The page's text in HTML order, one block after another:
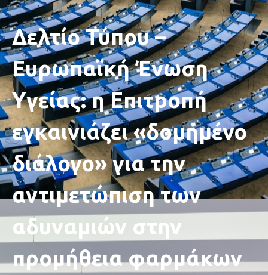
Δελτίο Τύπου –
Ευρωπαϊκή Ένωση
Υγείας: η Επιτροπή
εγκαινιάζει «δομημένο
διάλογο» για την
αντιμετώπιση των
αδυναμιών στην
προμήθεια φαρμάκων